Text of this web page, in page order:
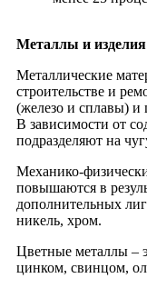
Металлы и изделия
Металлические
строительстве и
(железо и сплавы) и
В зависимости от
подразделяют на
Механико-
повышаются в
дополнительных
никель, хром.
Цветные металлы –
цинком, свинцом,